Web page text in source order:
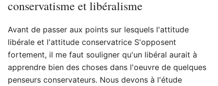
conservatisme et libéralisme
Avant de passer aux points sur lesquels l'attitude
libérale et l'attitude conservatrice S'opposent
fortement, il me faut souligner qu'un libéral aurait à
apprendre bien des choses dans l'oeuvre de quelques
penseurs conservateurs. Nous devons à l'étude